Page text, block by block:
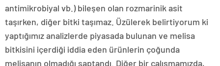
antimikrobiyal vb.) bileşen olan rozmarinik asit
taşırken, diğer bitki taşımaz. Üzülerek belirtiyorum ki
yaptığımız analizlerde piyasada bulunan ve melisa
bitkisini içerdiği iddia eden ürünlerin çoğunda
melisanın olmadığı saptandı. Diğer bir çalışmamızda,